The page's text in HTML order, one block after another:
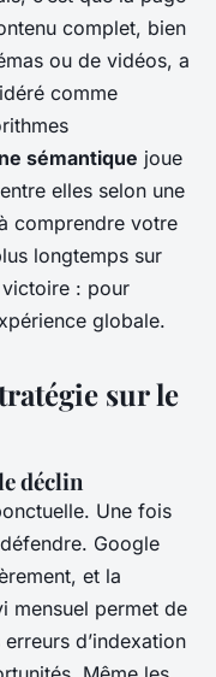
complet, bien
ou de vidéos, a
comme
sémantique joue
elles selon une
comprendre votre
longtemps sur
victoire : pour
globale.
sur le
déclin
Une fois
Google
et la
mensuel permet de
d’indexation